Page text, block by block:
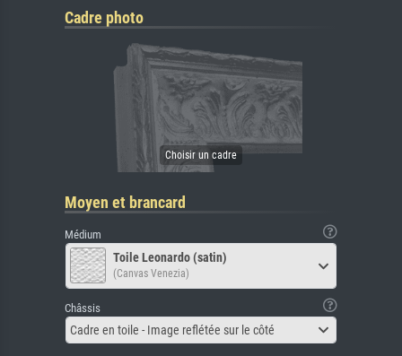
Cadre photo
Moyen et brancard
Médium
Toile Leonardo (satin)
(Canvas Venezia)
Châssis
Cadre en toile - Image reflétée sur le côté